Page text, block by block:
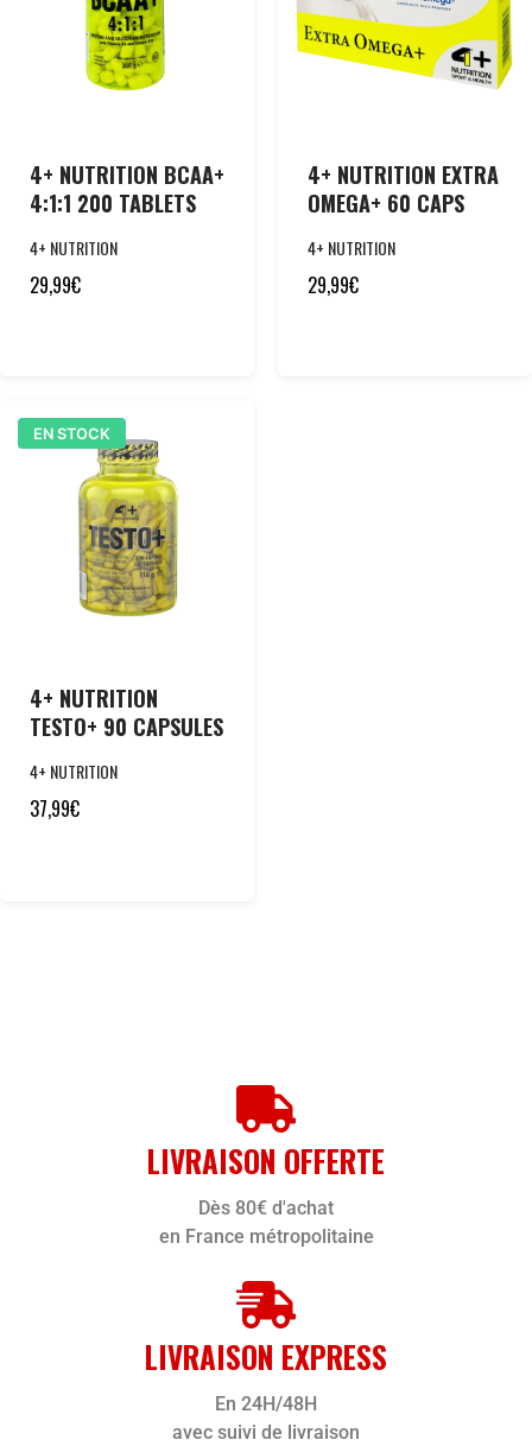
4+ NUTRITION BCAA+
4:1:1 200 TABLETS
4+ NUTRITION
29,99€
4+ NUTRITION EXTRA
OMEGA+ 60 CAPS
4+ NUTRITION
29,99€
EN STOCK
4+ NUTRITION
TESTO+ 90 CAPSULES
4+ NUTRITION
37,99€
LIVRAISON OFFERTE
Dès 80€ d'achat
en France métropolitaine
LIVRAISON EXPRESS
En 24H/48H
avec suivi de livraison